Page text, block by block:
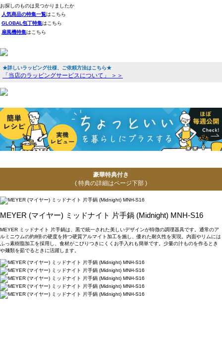
お探しのものは見つかりましたか
人気商品の特集一覧はこちら
GLOBAL包丁特集はこちら
扇風機特集はこちら
★詳しいラッピング仕様、ご依頼方法はこちら★
「当店のラッピングサービスについて」 ＞＞
豪華特典付き
( 特典の詳細はページ下部 )
MEYER (マイヤー) ミッドナイト 片手鍋 (Midnight) MNH-S16
MEYER ミッドナイト 片手鍋は、黒で統一された美しいデザインが特徴の調理器具です。通常のア
ルミニウムの約8倍の硬度を持つ硬質アルマイト加工を施し、優れた耐久性を実現。内面やリムには
ふっ素樹脂加工を採用し、食材がこびりつきにくくお手入れも簡単です。少量の汁ものを作るとき
や麺類を茹でるときに活躍します。